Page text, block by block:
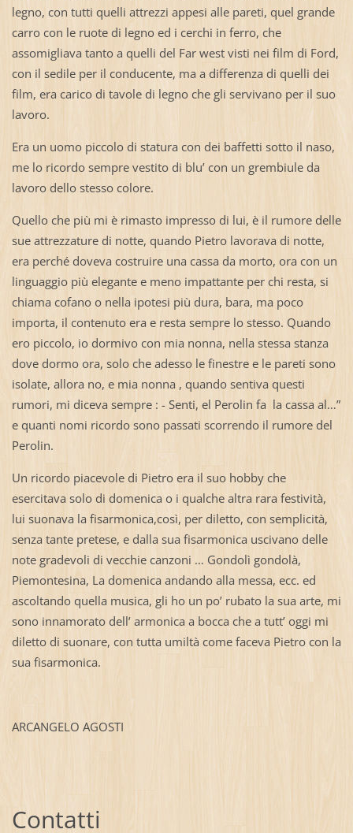
legno, con tutti quelli attrezzi appesi alle pareti, quel grande
carro con le ruote di legno ed i cerchi in ferro, che
assomigliava tanto a quelli del Far west visti nei film di Ford,
con il sedile per il conducente, ma a differenza di quelli dei
film, era carico di tavole di legno che gli servivano per il suo
lavoro.
Era un uomo piccolo di statura con dei baffetti sotto il naso,
me lo ricordo sempre vestito di blu’ con un grembiule da
lavoro dello stesso colore.
Quello che più mi è rimasto impresso di lui, è il rumore delle
sue attrezzature di notte, quando Pietro lavorava di notte,
era perché doveva costruire una cassa da morto, ora con un
linguaggio più elegante e meno impattante per chi resta, si
chiama cofano o nella ipotesi più dura, bara, ma poco
importa, il contenuto era e resta sempre lo stesso. Quando
ero piccolo, io dormivo con mia nonna, nella stessa stanza
dove dormo ora, solo che adesso le finestre e le pareti sono
isolate, allora no, e mia nonna , quando sentiva questi
rumori, mi diceva sempre : - Senti, el Perolin fa la cassa al…”
e quanti nomi ricordo sono passati scorrendo il rumore del
Perolin.
Un ricordo piacevole di Pietro era il suo hobby che
esercitava solo di domenica o i qualche altra rara festività,
lui suonava la fisarmonica,così, per diletto, con semplicità,
senza tante pretese, e dalla sua fisarmonica uscivano delle
note gradevoli di vecchie canzoni … Gondolì gondolà,
Piemontesina, La domenica andando alla messa, ecc. ed
ascoltando quella musica, gli ho un po’ rubato la sua arte, mi
sono innamorato dell’ armonica a bocca che a tutt’ oggi mi
diletto di suonare, con tutta umiltà come faceva Pietro con la
sua fisarmonica.
ARCANGELO AGOSTI
Contatti